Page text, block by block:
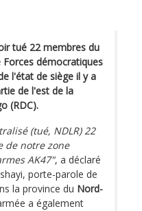
tué 22 membres du
démocratiques
l'état de siège il y a
de l'est de la
(RDC).
(tué, NDLR) 22
de notre zone
AK47", a déclaré
porte-parole de
la province du Nord-
a également